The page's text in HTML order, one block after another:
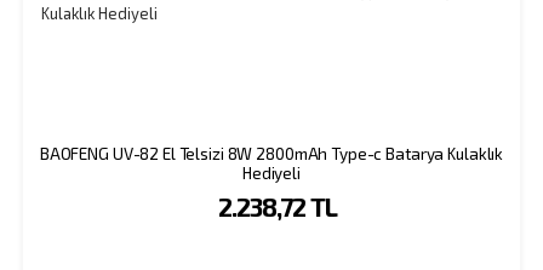
BAOFENG UV-82 El Telsizi 8W 2800mAh Type-c Batarya Kulaklık
Hediyeli
2.238,72 TL